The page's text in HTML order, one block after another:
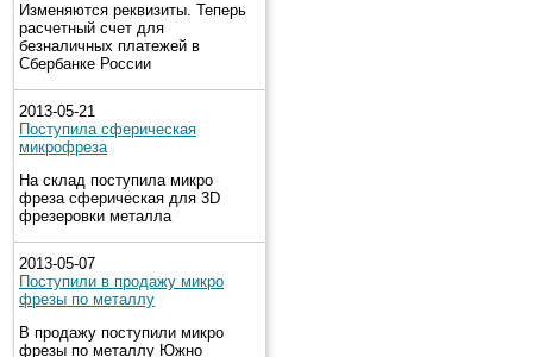
Изменяются реквизиты. Теперь
расчетный счет для
безналичных платежей в
Сбербанке России
2013-05-21
Поступила сферическая
микрофреза
На склад поступила микро
фреза сферическая для 3D
фрезеровки металла
2013-05-07
Поступили в продажу микро
фрезы по металлу
В продажу поступили микро
фрезы по металлу Южно